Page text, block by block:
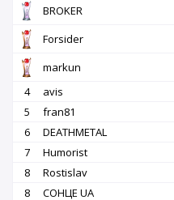
BROKER
Forsider
markun
4
avis
5
fran81
6
DEATHMETAL
7
Humorist
8
Rostislav
8
СОНЦЕ UA